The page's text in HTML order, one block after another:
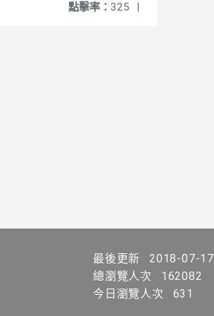
點擊率： 325 |
最後更新
2018-07-17
總瀏覽人次
162082
今日瀏覽人次
631